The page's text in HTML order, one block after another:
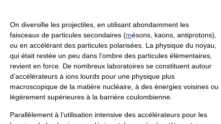
On diversifie les projectiles, en utilisant abondamment les
faisceaux de particules secondaires (mésons, kaons, antiprotons),
ou en accélérant des particules polarisées. La physique du noyau,
qui était restée un peu dans l’ombre des particules élémentaires,
revient en force. De nombreux laboratoires se constituent autour
d’accélérateurs à ions lourds pour une physique plus
macroscopique de la matière nucléaire, à des énergies voisines ou
légèrement supérieures à la barrière coulombienne.
Parallèlement à l’utilisation intensive des accélérateurs pour les